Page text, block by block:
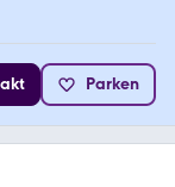
Parken